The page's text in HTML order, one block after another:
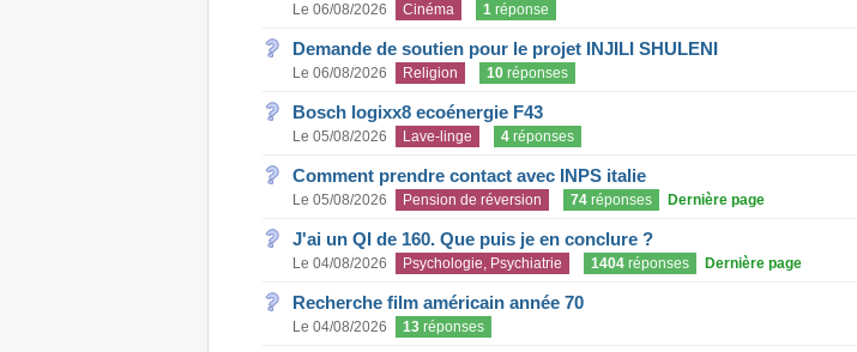
Le 06/08/2026 Cinéma 1réponse
Demande de soutien pour le projet INJILI SHULENI
Le 06/08/2026 Religion 10réponses
Bosch logixx8 ecoénergie F43
Le 05/08/2026 Lave-linge 4réponses
Comment prendre contact avec INPS italie
Le 05/08/2026 Pension de réversion 74réponses Dernière page
J'ai un QI de 160. Que puis je en conclure ?
Le 04/08/2026 Psychologie, Psychiatrie 1404réponses Dernière page
Recherche film américain année 70
Le 04/08/2026 13réponses